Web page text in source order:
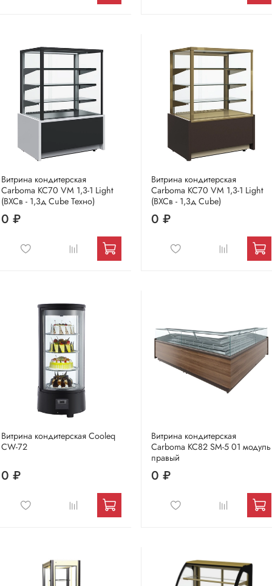
Витрина кондитерская
Carboma KC70 VM 1,3-1 Light
(ВХСв - 1,3д Сube Техно)
0 ₽
Витрина кондитерская
Carboma KC70 VM 1,3-1 Light
(ВХСв - 1,3д Cube)
0 ₽
Витрина кондитерская Cooleq
CW-72
0 ₽
Витрина кондитерская
Carboma KC82 SM-5 01 модуль
правый
0 ₽